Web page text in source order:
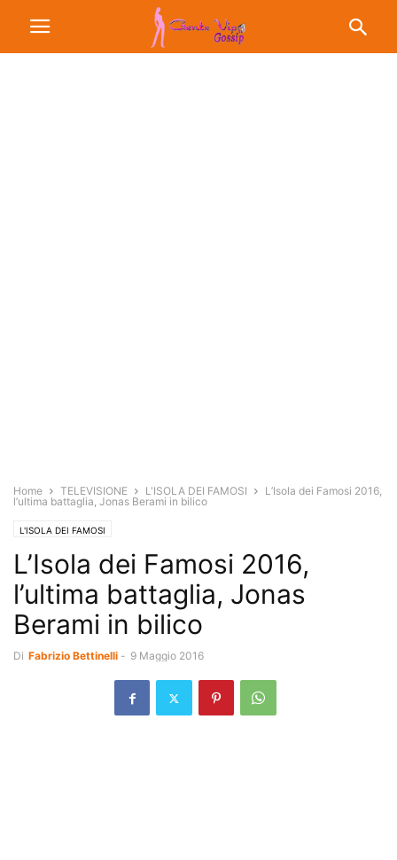
Home TELEVISIONE L'ISOLA DEI FAMOSI
L’Isola dei Famosi 2016,
l’ultima battaglia, Jonas Berami in bilico
L'ISOLA DEI FAMOSI
L’Isola dei Famosi 2016,
l’ultima battaglia, Jonas
Berami in bilico
Di Fabrizio Bettinelli - 9 Maggio 2016